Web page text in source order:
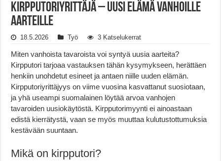
Kirpputoriyrittäjä – uusi elämä vanhoille
aarteille
18.5.2026 Työ 3 Katselukerrat
Miten vanhoista tavaroista voi syntyä uusia aarteita?
Kirpputori tarjoaa vastauksen tähän kysymykseen, herättäen
henkiin unohdetut esineet ja antaen niille uuden elämän.
Kirpputoriyrittäjyys on viime vuosina kasvattanut suosiotaan,
ja yhä useampi suomalainen löytää arvoa vanhojen
tavaroiden uusiokäytöstä. Kirpputorimyynti ei ainoastaan
edistä kierrätystä, vaan se myös muuttaa kulutustottumuksia
kestävään suuntaan.
Mikä on kirpputori?